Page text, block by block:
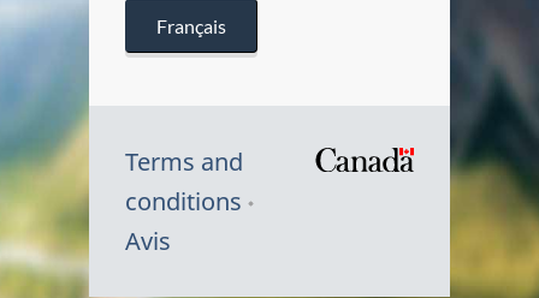
Français
Terms and
conditions
Avis